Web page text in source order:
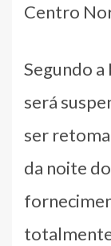
Centro
Segundo
será
ser
da noite